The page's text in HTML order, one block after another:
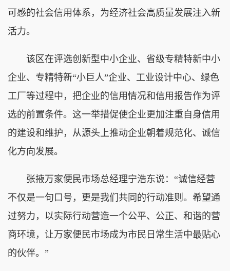
可感的社会信用体系，为经济社会高质量发展注入新
活力。
该区在评选创新型中小企业、省级专精特新中小
企业、专精特新“小巨人”企业、工业设计中心、绿色
工厂等过程中，把企业的信用情况和信用报告作为评
选的前置条件。这一举措促使企业更加注重自身信用
的建设和维护，从源头上推动企业朝着规范化、诚信
化方向发展。
张掖万家便民市场总经理宁浩东说：“诚信经营
不仅是一句口号，更是我们共同的行动准则。希望通
过努力，以实际行动营造一个公平、公正、和谐的营
商环境，让万家便民市场成为市民日常生活中最贴心
的伙伴。”